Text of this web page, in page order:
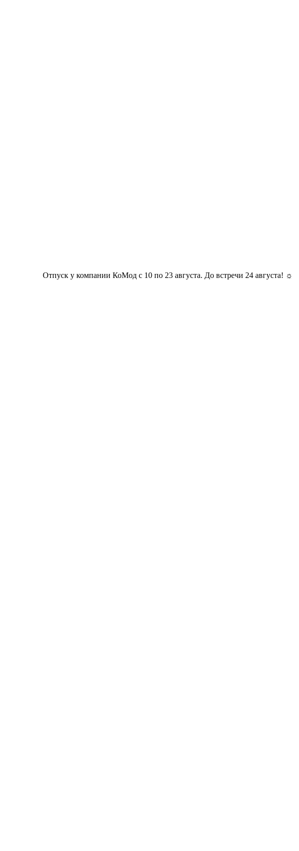
Отпуск у компании КоМод с 10 по 23 августа. До встречи 24 августа! ☼